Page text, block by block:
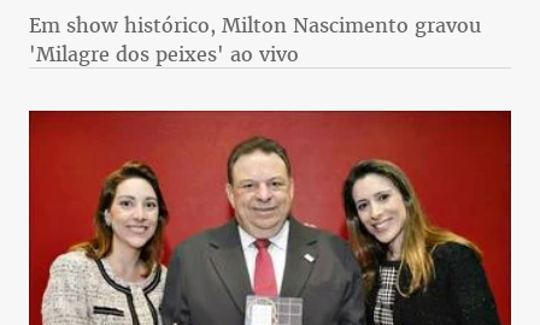
Em show histórico, Milton Nascimento gravou
'Milagre dos peixes' ao vivo